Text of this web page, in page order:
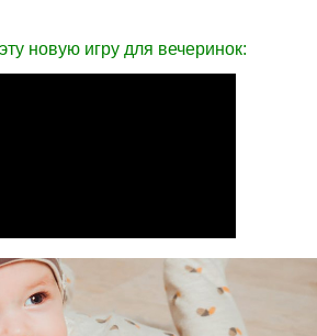
новую игру для вечеринок: